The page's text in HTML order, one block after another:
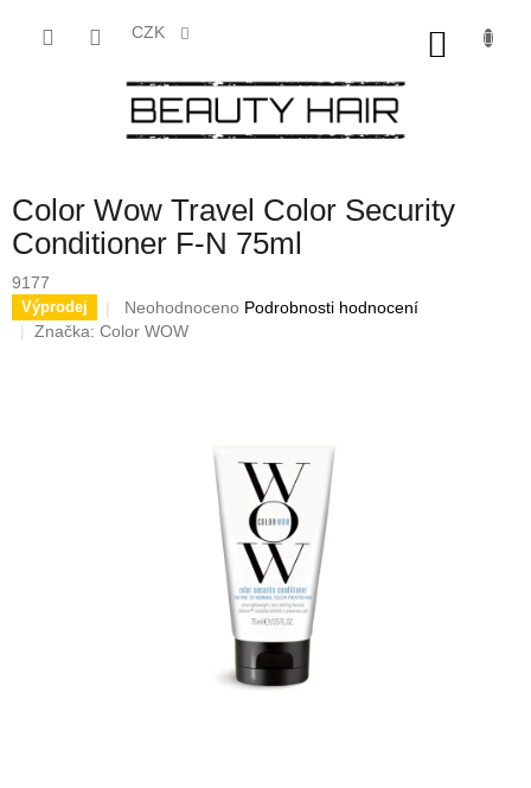
CZK
Color Wow Travel Color Security
Conditioner F-N 75ml
9177
Výprodej
Průměrné
hodnocení
Neohodnoceno Podrobnosti hodnocení
Značka: Color WOW